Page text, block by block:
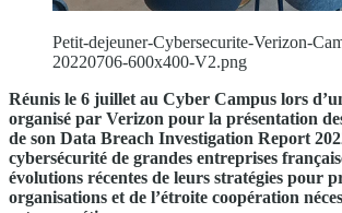
Petit-dejeuner-Cybersecurite-Verizon-
20220706-600x400-V2.png
Réunis le 6 juillet au Cyber Campus lors
organisé par Verizon pour la présentation
de son Data Breach Investigation Report
cybersécurité de grandes entreprises
évolutions récentes de leurs stratégies pour
organisations et de l’étroite coopération